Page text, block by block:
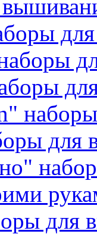
для
для